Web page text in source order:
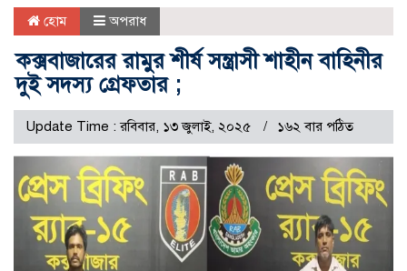
হোম অপরাধ
কক্সবাজারের রামুর শীর্ষ সন্ত্রাসী শাহীন বাহিনীর
দুই সদস্য গ্রেফতার ;
Update Time : রবিবার, ১৩ জুলাই, ২০২৫ ১৬২ বার পঠিত